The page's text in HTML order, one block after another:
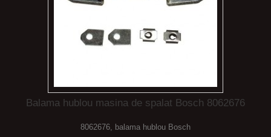
Balama hublou masina de spalat Bosch 8062676
8062676, balama hublou Bosch